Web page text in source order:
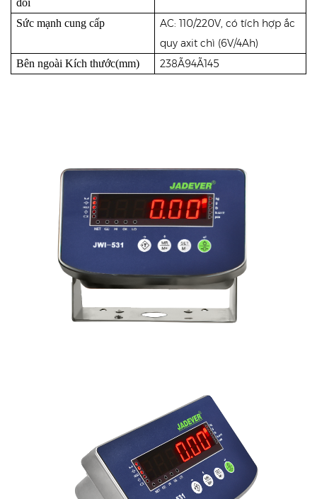
Sức mạnh cung cấp
AC: 110/220V, có tích hợp ắc
quy axit chì (6V/4Ah)
Bên ngoài Kích thước(mm) 238Ã94Ã145